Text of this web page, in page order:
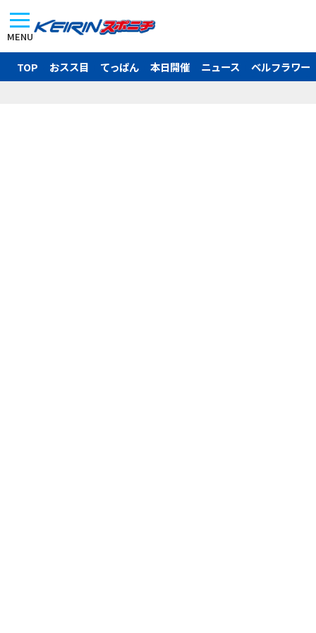
MENU
TOP おスス目 てっぱん 本日開催 ニュース ベルフラワー